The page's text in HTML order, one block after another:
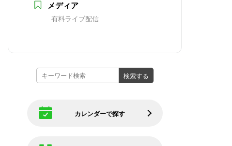
メディア
有料ライブ配信
カレンダーで探す